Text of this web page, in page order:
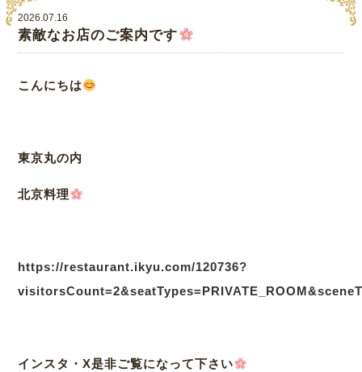
2026.07.16
素敵なお店のご案内です
こんにちは
東京丸の内
北京料理
https://restaurant.ikyu.com/120736?
インスタ・X是非ご覧になって下さい